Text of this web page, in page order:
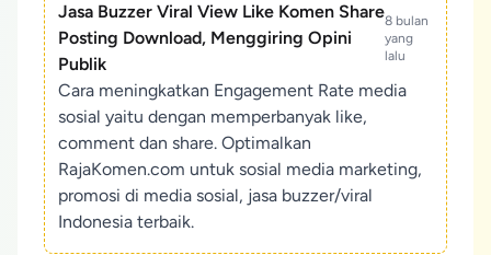
Jasa Buzzer Viral View Like Komen Share
Posting Download, Menggiring Opini
Publik
8 bulan
yang
lalu
Cara meningkatkan Engagement Rate media
sosial yaitu dengan memperbanyak like,
comment dan share. Optimalkan
RajaKomen.com untuk sosial media marketing,
promosi di media sosial, jasa buzzer/viral
Indonesia terbaik.